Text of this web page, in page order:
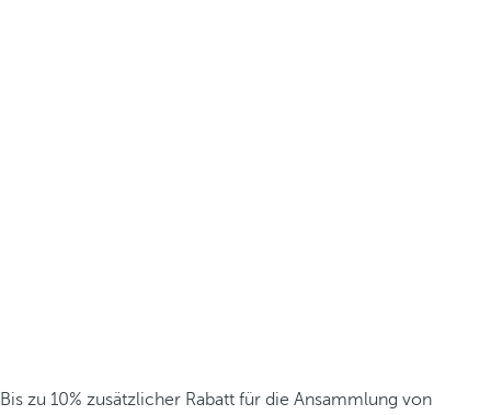
Bis zu 10% zusätzlicher Rabatt für die Ansammlung von